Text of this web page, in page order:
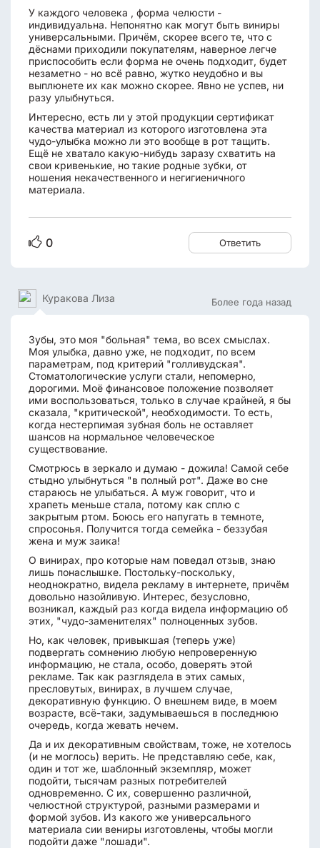
У каждого человека , форма челюсти -
индивидуальна. Непонятно как могут быть виниры
универсальными. Причём, скорее всего те, что с
дёснами приходили покупателям, наверное легче
приспособить если форма не очень подходит, будет
незаметно - но всё равно, жутко неудобно и вы
выплюнете их как можно скорее. Явно не успев, ни
разу улыбнуться.
Интересно, есть ли у этой продукции сертификат
качества материал из которого изготовлена эта
чудо-улыбка можно ли это вообще в рот тащить.
Ещё не хватало какую-нибудь заразу схватить на
свои кривенькие, но такие родные зубки, от
ношения некачественного и негигиеничного
материала.
0 Ответить
Более года назад
Куракова Лиза
Зубы, это моя "больная" тема, во всех смыслах.
Моя улыбка, давно уже, не подходит, по всем
параметрам, под критерий "голливудская".
Стоматологические услуги стали, непомерно,
дорогими. Моё финансовое положение позволяет
ими воспользоваться, только в случае крайней, я бы
сказала, "критической", необходимости. То есть,
когда нестерпимая зубная боль не оставляет
шансов на нормальное человеческое
существование.
Смотрюсь в зеркало и думаю - дожила! Самой себе
стыдно улыбнуться "в полный рот". Даже во сне
стараюсь не улыбаться. А муж говорит, что и
храпеть меньше стала, потому как сплю с
закрытым ртом. Боюсь его напугать в темноте,
спросонья. Получится тогда семейка - беззубая
жена и муж заика!
О винирах, про которые нам поведал отзыв, знаю
лишь понаслышке. Постольку-поскольку,
неоднократно, видела рекламу в интернете, причём
довольно назойливую. Интерес, безусловно,
возникал, каждый раз когда видела информацию об
этих, "чудо-заменителях" полноценных зубов.
Но, как человек, привыкшая (теперь уже)
подвергать сомнению любую непроверенную
информацию, не стала, особо, доверять этой
рекламе. Так как разглядела в этих самых,
пресловутых, винирах, в лучшем случае,
декоративную функцию. О внешнем виде, в моем
возрасте, всё-таки, задумываешься в последнюю
очередь, когда жевать нечем.
Да и их декоративным свойствам, тоже, не хотелось
(и не моглось) верить. Не представляю себе, как,
один и тот же, шаблонный экземпляр, может
подойти, тысячам разных потребителей
одновременно. С их, совершенно различной,
челюстной структурой, разными размерами и
формой зубов. Из какого же универсального
материала сии вениры изготовлены, чтобы могли
подойти даже "лошади".